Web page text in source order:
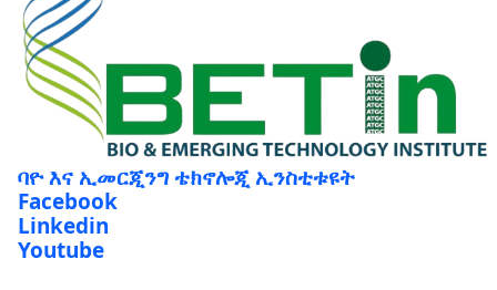
ባዮ እና ኢመርጂንግ ቴክኖሎጂ ኢንስቲቱዩት
Facebook
Linkedin
Youtube